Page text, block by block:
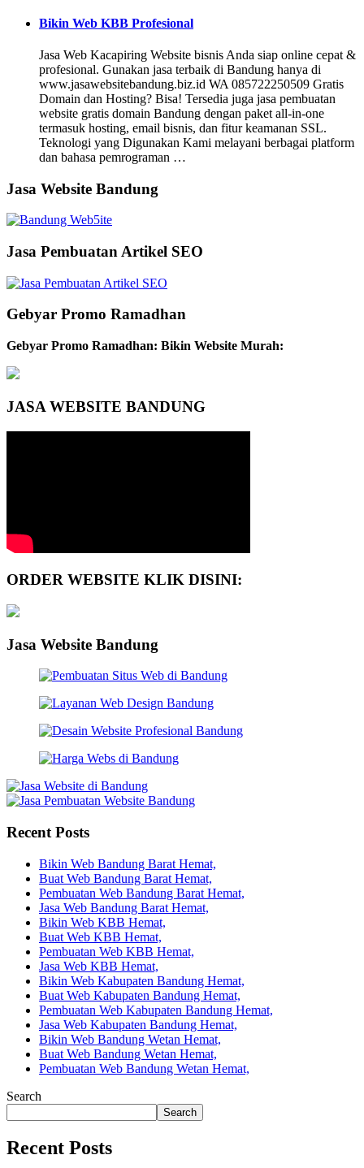
Bikin Web KBB Profesional
Jasa Web Kacapiring Website bisnis Anda siap online cepat &
profesional. Gunakan jasa terbaik di Bandung hanya di
www.jasawebsitebandung.biz.id WA 085722250509 Gratis
Domain dan Hosting? Bisa! Tersedia juga jasa pembuatan
website gratis domain Bandung dengan paket all-in-one
termasuk hosting, email bisnis, dan fitur keamanan SSL.
Teknologi yang Digunakan Kami melayani berbagai platform
dan bahasa pemrograman …
Jasa Website Bandung
Jasa Pembuatan Artikel SEO
Gebyar Promo Ramadhan
Gebyar Promo Ramadhan: Bikin Website Murah:
JASA WEBSITE BANDUNG
ORDER WEBSITE KLIK DISINI:
Jasa Website Bandung
Recent Posts
Bikin Web Bandung Barat Hemat,
Buat Web Bandung Barat Hemat,
Pembuatan Web Bandung Barat Hemat,
Jasa Web Bandung Barat Hemat,
Bikin Web KBB Hemat,
Buat Web KBB Hemat,
Pembuatan Web KBB Hemat,
Jasa Web KBB Hemat,
Bikin Web Kabupaten Bandung Hemat,
Buat Web Kabupaten Bandung Hemat,
Pembuatan Web Kabupaten Bandung Hemat,
Jasa Web Kabupaten Bandung Hemat,
Bikin Web Bandung Wetan Hemat,
Buat Web Bandung Wetan Hemat,
Pembuatan Web Bandung Wetan Hemat,
Search
Search
Recent Posts